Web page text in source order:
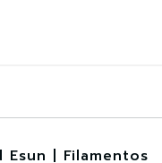
Esun | Filamentos